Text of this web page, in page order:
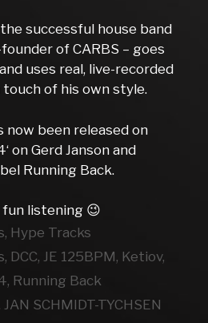
successful house band
founder of CARBS – goes
uses real, live-recorded
of his own style.
now been released on
on Gerd Janson and
Running Back.
listening 😉
, Hype Tracks
, DCC, JE 125BPM, Ketiov,
, Running Back
SCHMIDT-TYCHSEN